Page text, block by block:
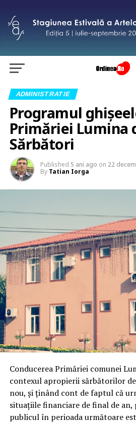
ADMINISTRATIE
Programul
Primăriei Lumina
Sărbători
Published 5 ani ago on 22
By Tatian Iorga
Conducerea Primăriei comunei
contexul apropierii sărbătorilor
nou, și ținând cont de faptul că
situațiile financiare de final de
publicul în perioada următoare